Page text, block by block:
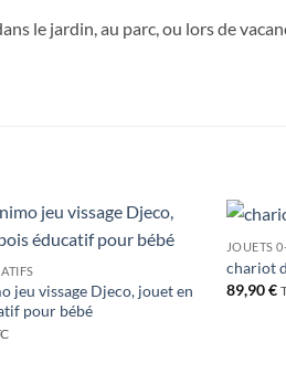
le jardin, au parc, ou lors de
de
jeu vissage Djeco, jouet en
pour bébé
JOUETS
chariot
89,90€